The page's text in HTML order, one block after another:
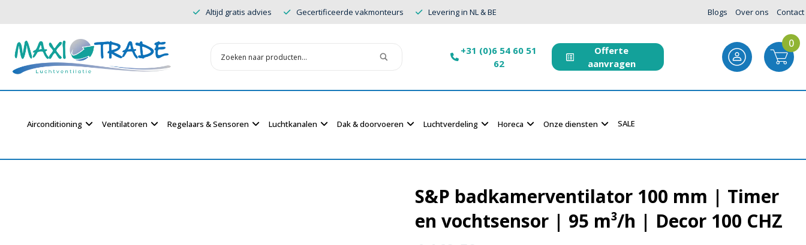
Altijd gratis advies Gecertificeerde vakmonteurs Levering in NL & BE Blogs Over ons Contact
+31 (0)6 54 60 51
62
Offerte
aanvragen
0
Airconditioning Ventilatoren Regelaars & Sensoren Luchtkanalen Dak & doorvoeren Luchtverdeling Horeca Onze diensten SALE
S&P badkamerventilator 100 mm | Timer
en vochtsensor | 95 m³/h | Decor 100 CHZ